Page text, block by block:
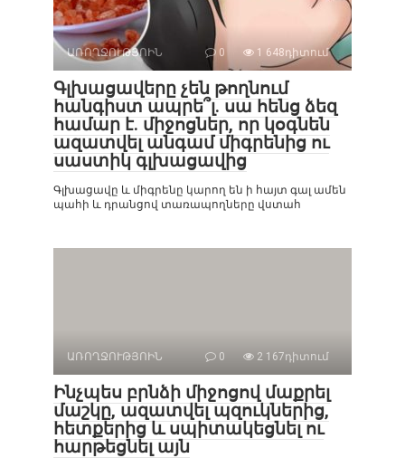
ԱՌՈՂՋՈՒԹՅՈԻՆ 0 1 648դիտում
Գլխացավերը չեն թողնում
հանգիստ ապրե՞լ. սա հենց ձեզ
համար է. միջոցներ, որ կօգնեն
ազատվել անգամ միգրենից ու
սաստիկ գլխացավից
Գլխացավը և միգրենը կարող են ի հայտ գալ ամեն
պահի և դրանցով տառապողները վստահ
ԱՌՈՂՋՈՒԹՅՈԻՆ 0 2 167դիտում
Ինչպես բրնձի միջոցով մաքրել
մաշկը, ազատվել պզուկներից,
հետքերից և սպիտակեցնել ու
հարթեցնել այն